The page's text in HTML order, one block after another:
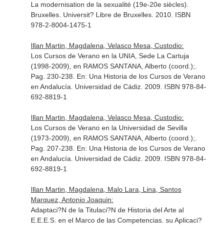
La modernisation de la sexualité (19e-20e siècles)
Bruxelles. Universit? Libre de Bruxelles. 2010. ISBN
978-2-8004-1475-1
Illan Martin, Magdalena, Velasco Mesa, Custodio:
Los Cursos de Verano en la UNIA, Sede La Cartuja
(1998-2009), en RAMOS SANTANA, Alberto (coord.);.
Pag. 230-238. En: Una Historia de los Cursos de Verano
en Andalucía . Universidad de Cádiz. 2009. ISBN 978-84-
692-8819-1
Illan Martin, Magdalena, Velasco Mesa, Custodio:
Los Cursos de Verano en la Universidad de Sevilla
(1973-2009), en RAMOS SANTANA, Alberto (coord.);.
Pag. 207-238. En: Una Historia de los Cursos de Verano
en Andalucía . Universidad de Cádiz. 2009. ISBN 978-84-
692-8819-1
Illan Martin, Magdalena, Malo Lara, Lina, Santos
Marquez, Antonio Joaquin:
Adaptaci?N de la Titulaci?N de Historia del Arte al
E.E.E.S. en el Marco de las Competencias. su Aplicaci?